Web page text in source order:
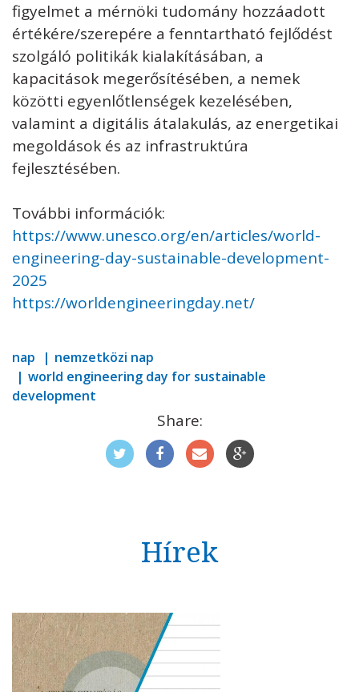
figyelmet a mérnöki tudomány hozzáadott
értékére/szerepére a fenntartható fejlődést
szolgáló politikák kialakításában, a
kapacitások megerősítésében, a nemek
közötti egyenlőtlenségek kezelésében,
valamint a digitális átalakulás, az energetikai
megoldások és az infrastruktúra
fejlesztésében.
További információk:
https://www.unesco.org/en/articles/world-
engineering-day-sustainable-development-
2025
https://worldengineeringday.net/
nap
nemzetközi nap
world engineering day for sustainable
development
Share:
Hírek